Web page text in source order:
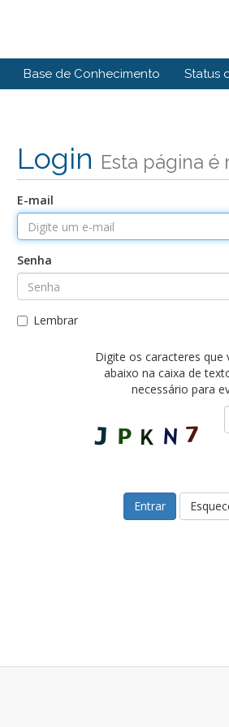
Base de Conhecimento Status
Login Esta página é
E-mail
Senha
Lembrar
Digite os caracteres que
abaixo na caixa de
necessário para